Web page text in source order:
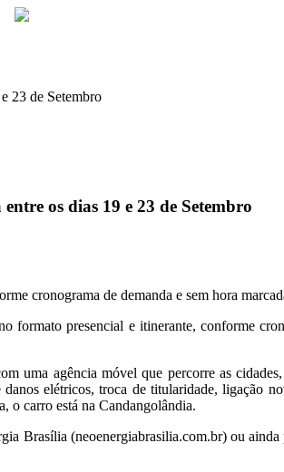
23 de Setembro
os dias 19 e 23 de Setembro
cronograma de demanda e sem hora
presencial e itinerante, conforme
uma agência móvel que percorre as
elétricos, troca de titularidade, ligação
o carro está na Candangolândia.
Brasília (neoenergiabrasilia.com.br) ou